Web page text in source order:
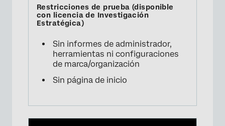
Sin informes de administrador,
herramientas ni configuraciones
de marca/organización
Sin página de inicio